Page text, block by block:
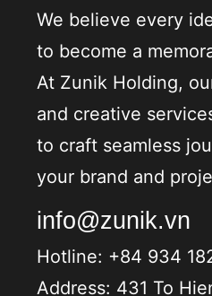
We believe every
to become a
At Zunik Holding,
and creative
to craft seamless
your brand and
info@zunik.vn
Hotline: +84 934
Address: 431 To